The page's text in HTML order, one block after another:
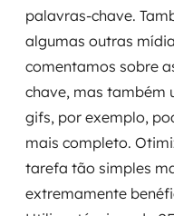
palavras-chave.
algumas outras
comentamos sobre
chave, mas também
gifs, por exemplo,
mais completo.
tarefa tão simples
extremamente